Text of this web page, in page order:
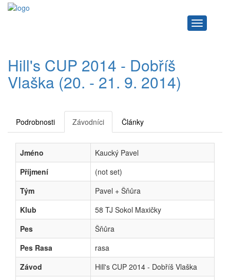
Navigace
Hill's CUP 2014 - Dobříš
Vlaška (20. - 21. 9. 2014)
Podrobnosti Závodníci Články
Jméno
Kaucký Pavel
Příjmení
(not set)
Tým
Pavel + Šňůra
Klub
58 TJ Sokol Maxičky
Pes
Šňůra
Pes Rasa
rasa
Závod
Hill's CUP 2014 - Dobříš Vlaška